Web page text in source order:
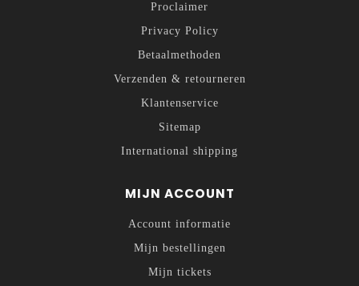
Proclaimer
Privacy Policy
Betaalmethoden
Verzenden & retourneren
Klantenservice
Sitemap
International shipping
MIJN ACCOUNT
Account informatie
Mijn bestellingen
Mijn tickets